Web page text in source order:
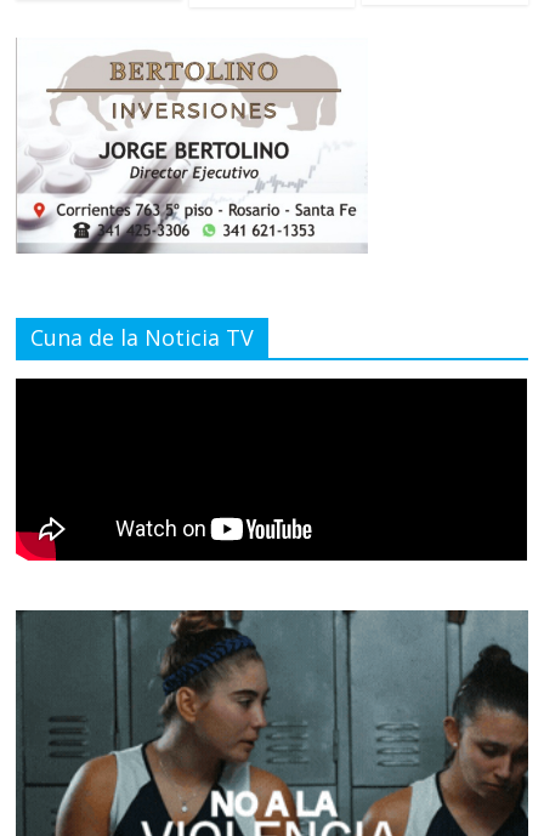
Cuna de la Noticia TV